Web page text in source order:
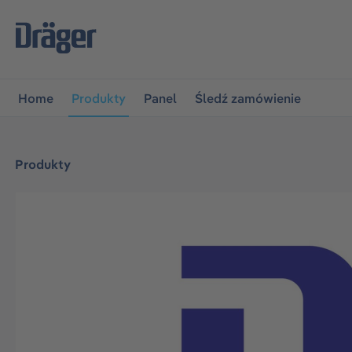
do głównej nawigacji
Home Produkty Panel Śledź zamówienie
Produkty